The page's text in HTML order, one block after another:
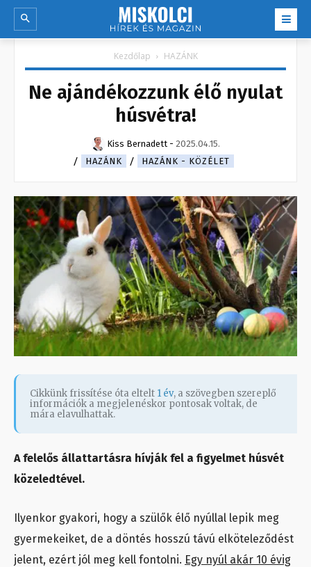
Kezdőlap HAZÁNK
Ne ajándékozzunk élő nyulat
húsvétra!
Kiss Bernadett - 2025.04.15.
HAZÁNK
HAZÁNK - KÖZÉLET
Cikkünk frissítése óta eltelt 1 év, a szövegben szereplő
információk a megjelenéskor pontosak voltak, de
mára elavulhattak.
A felelős állattartásra hívják fel a figyelmet húsvét
közeledtével.
Ilyenkor gyakori, hogy a szülők élő nyúllal lepik meg
gyermekeiket, de a döntés hosszú távú elköteleződést
jelent, ezért jól meg kell fontolni. Egy nyúl akár 10 évig